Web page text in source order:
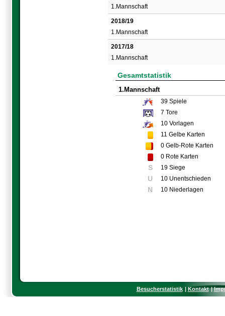
1.Mannschaft
2018/19
1.Mannschaft
2017/18
1.Mannschaft
Gesamtstatistik
1.Mannschaft
39 Spiele
7 Tore
10 Vorlagen
11 Gelbe Karten
0 Gelb-Rote Karten
0 Rote Karten
S 19 Siege
U 10 Unentschieden
N 10 Niederlagen
Besucherstatistik Kontakt